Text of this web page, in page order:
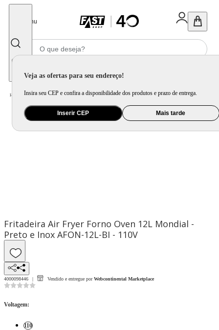
Menu
Veja as ofertas para seu endereço!
Insira seu CEP e confira a disponibilidade dos produtos e prazo de entrega.
Inserir CEP Mais tarde
Home Eletroportátil / Fritadeira Elétrica
Fritadeira Air Fryer Forno Oven 12L Mondial -
Preto e Inox AFON-12L-BI - 110V
4000098446 Vendido e entregue por Webcontinental Marketplace
Voltagem:
110